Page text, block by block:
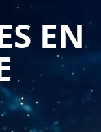
de cession
professionnels à
de la cession
doivent
de la cession
aspects
formation sur les
EN